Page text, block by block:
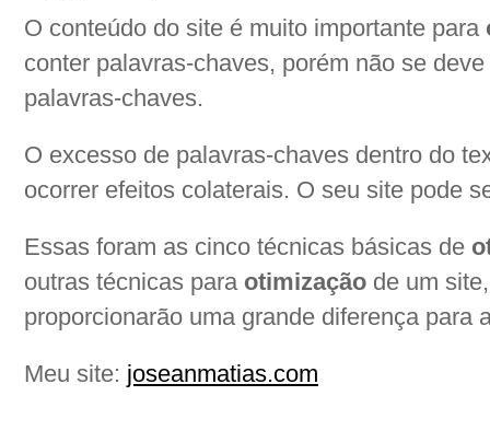
O conteúdo do site é muito importante para
conter palavras-chaves, porém não se
palavras-chaves.
O excesso de palavras-chaves dentro do
ocorrer efeitos colaterais. O seu site pode
Essas foram as cinco técnicas básicas de
outras técnicas para otimização de um
proporcionarão uma grande diferença para
Meu site: joseanmatias.com